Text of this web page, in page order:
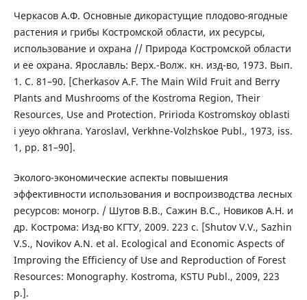
Черкасов А.Ф. Основные дикорастущие плодово-ягодные
растения и грибы Костромской области, их ресурсы,
использование и охрана // Природа Костромской области
и ее охрана. Ярославль: Верх.-Волж. кн. изд-во, 1973. Вып.
1. С. 81–90. [Cherkasov A.F. The Main Wild Fruit and Berry
Plants and Mushrooms of the Kostroma Region, Their
Resources, Use and Protection. Pririoda Kostromskoy oblasti
i yeyo okhrana. Yaroslavl, Verkhne-Volzhskoe Publ., 1973, iss.
1, pp. 81–90].
Эколого-экономические аспекты повышения
эффективности использования и воспроизводства лесных
ресурсов: моногр. / Шутов В.В., Сажин В.С., Новиков А.Н. и
др. Кострома: Изд-во КГТУ, 2009. 223 с. [Shutov V.V., Sazhin
V.S., Novikov A.N. et al. Ecological and Economic Aspects of
Improving the Efficiency of Use and Reproduction of Forest
Resources: Monography. Kostroma, KSTU Publ., 2009, 223
p.].